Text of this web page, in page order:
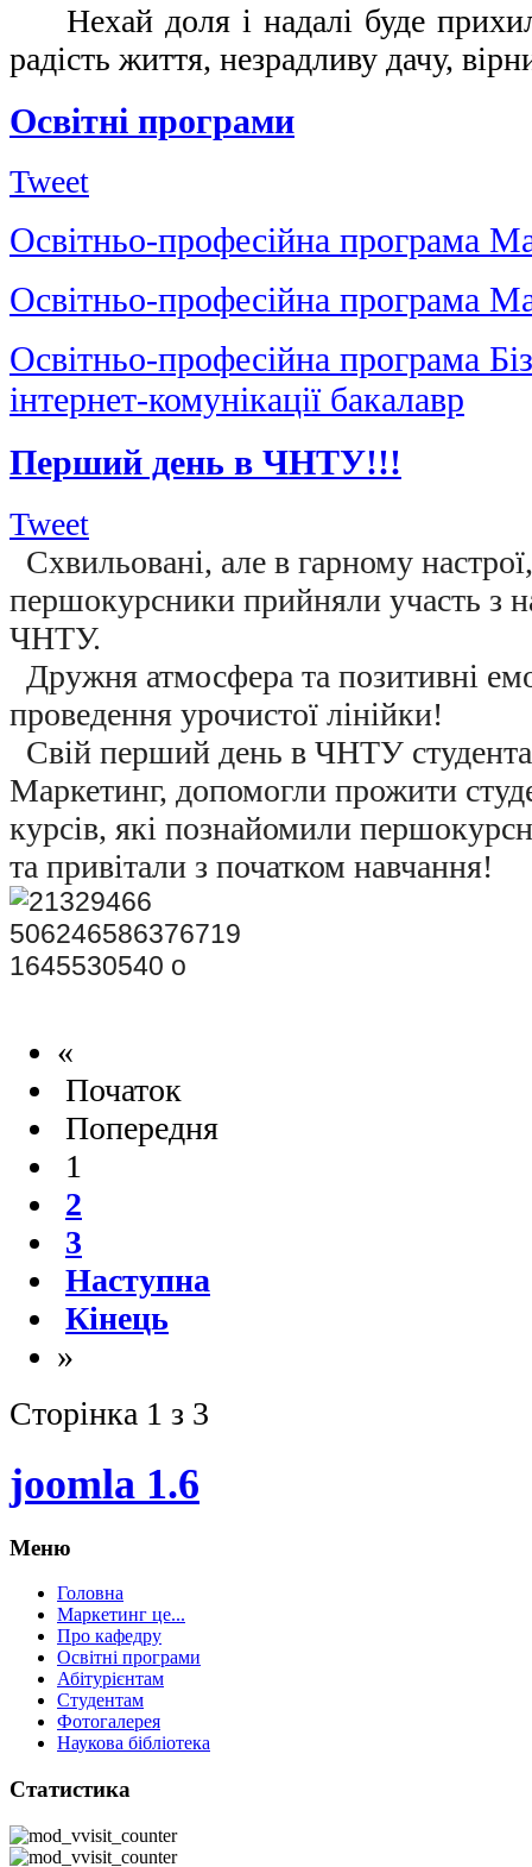
Нехай доля і надалі буде
радість життя, незрадливу дачу,
Освітні програми
Tweet
Освітньо-професійна програма
Освітньо-професійна програма
Освітньо-професійна програма
інтернет-комунікації бакалавр
Перший день в ЧНТУ!!!
Tweet
Схвильовані, але в гарному
першокурсники прийняли участь з
ЧНТУ.
Дружня атмосфера та позитивні
проведення урочистої лінійки!
Свій перший день в ЧНТУ
Маркетинг, допомогли прожити
курсів, які познайомили
та привітали з початком навчання!
«
Початок
Попередня
1
2
3
Наступна
Кінець
»
Сторінка 1 з 3
joomla 1.6
Меню
Головна
Маркетинг це...
Про кафедру
Освітні програми
Абітурієнтам
Студентам
Фотогалерея
Наукова бібліотека
Статистика